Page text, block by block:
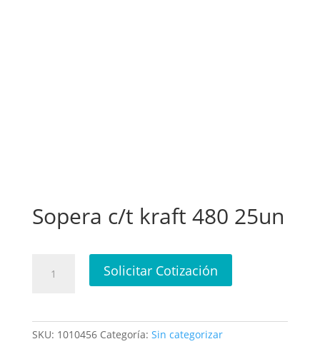
Sopera c/t kraft 480 25un
Solicitar Cotización
SKU: 1010456 Categoría: Sin categorizar